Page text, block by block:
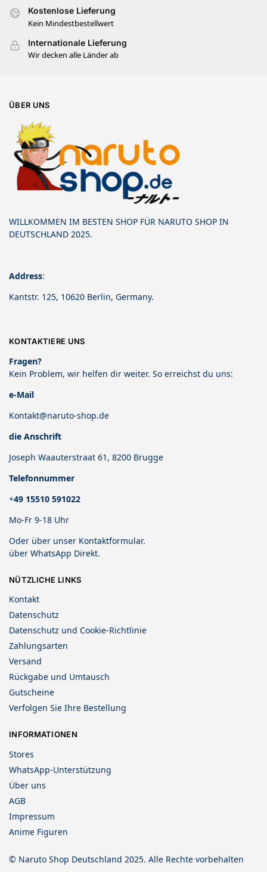
Kostenlose Lieferung
Kein Mindestbestellwert
Internationale Lieferung
Wir decken alle Länder ab
ÜBER UNS
WILLKOMMEN IM BESTEN SHOP FÜR NARUTO SHOP IN
DEUTSCHLAND 2025.
Address:
Kantstr. 125, 10620 Berlin, Germany.
KONTAKTIERE UNS
Fragen?
Kein Problem, wir helfen dir weiter. So erreichst du uns:
e-Mail
Kontakt@naruto-shop.de
die Anschrift
Joseph Waauterstraat 61, 8200 Brugge
Telefonnummer
+49 15510 591022
Mo-Fr 9-18 Uhr
Oder über unser Kontaktformular.
über WhatsApp Direkt.
NÜTZLICHE LINKS
Kontakt
Datenschutz
Datenschutz und Cookie-Richtlinie
Zahlungsarten
Versand
Rückgabe und Umtausch
Gutscheine
Verfolgen Sie Ihre Bestellung
INFORMATIONEN
Stores
WhatsApp-Unterstützung
Über uns
AGB
Impressum
Anime Figuren
© Naruto Shop Deutschland 2025. Alle Rechte vorbehalten